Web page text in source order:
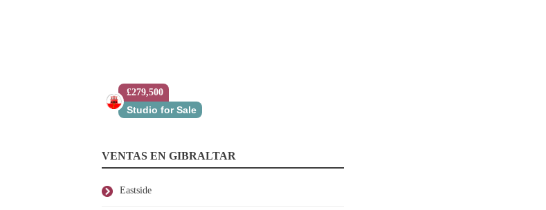
£279,500
Studio for Sale
VENTAS EN GIBRALTAR
Eastside